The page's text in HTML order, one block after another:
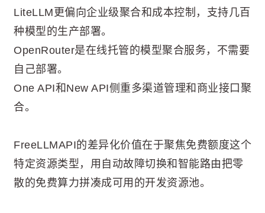
LiteLLM更偏向企业级聚合和成本控制，支持几百
种模型的生产部署。
OpenRouter是在线托管的模型聚合服务，不需要
自己部署。
One API和New API侧重多渠道管理和商业接口聚
合。
FreeLLMAPI的差异化价值在于聚焦免费额度这个
特定资源类型，用自动故障切换和智能路由把零
散的免费算力拼凑成可用的开发资源池。